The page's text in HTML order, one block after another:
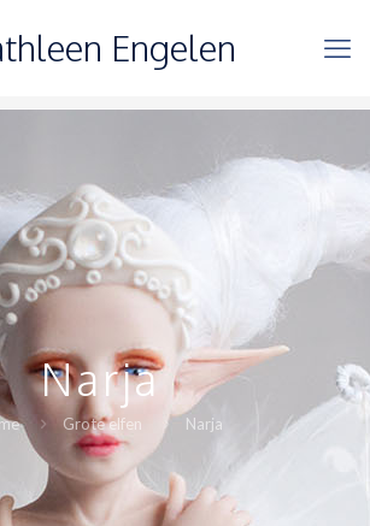
Engelen
Narja
Grote elfen Narja